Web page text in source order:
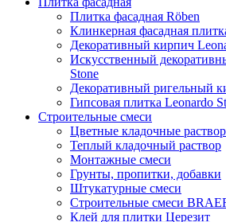
Плитка фасадная Röben
Клинкерная фасадная
Декоративный кирпич
Искусственный
Stone
Декоративный ригельный
Гипсовая плитка Leonardo
Строительные смеси
Цветные кладочные
Теплый кладочный раствор
Монтажные смеси
Грунты, пропитки, добавки
Штукатурные смеси
Строительные смеси
Клей для плитки Церезит